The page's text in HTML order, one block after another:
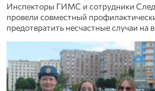
Инспекторы ГИМС и сотрудники
провели совместный
предотвратить несчастные случаи на